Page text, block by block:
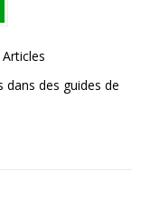
des guides de